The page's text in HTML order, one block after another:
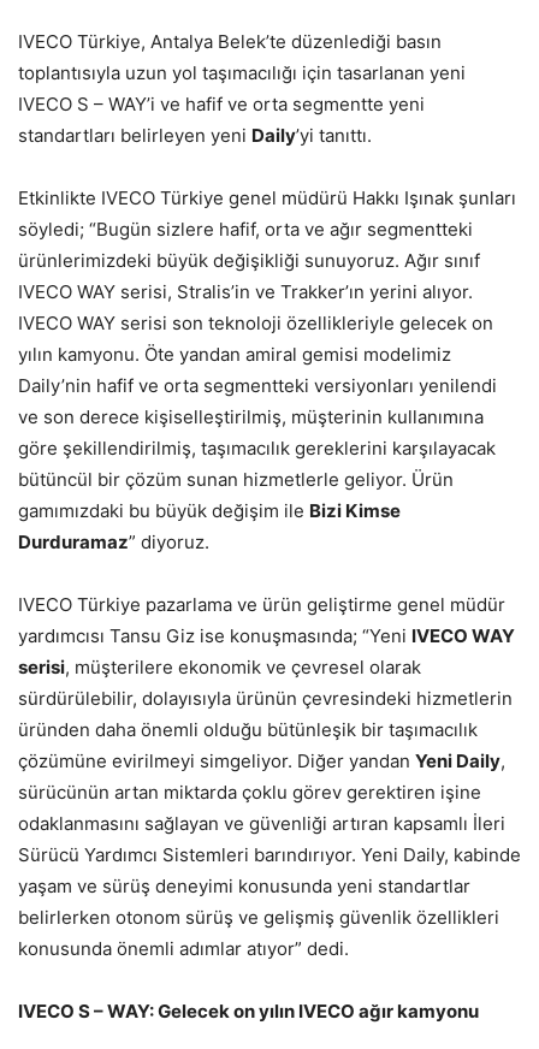
IVECO Türkiye, Antalya Belek’te düzenlediği basın
toplantısıyla uzun yol taşımacılığı için tasarlanan yeni
IVECO S – WAY’i ve hafif ve orta segmentte yeni
standartları belirleyen yeni Daily’yi tanıttı.
Etkinlikte IVECO Türkiye genel müdürü Hakkı Işınak şunları
söyledi; “Bugün sizlere hafif, orta ve ağır segmentteki
ürünlerimizdeki büyük değişikliği sunuyoruz. Ağır sınıf
IVECO WAY serisi, Stralis’in ve Trakker’ın yerini alıyor.
IVECO WAY serisi son teknoloji özellikleriyle gelecek on
yılın kamyonu. Öte yandan amiral gemisi modelimiz
Daily’nin hafif ve orta segmentteki versiyonları yenilendi
ve son derece kişiselleştirilmiş, müşterinin kullanımına
göre şekillendirilmiş, taşımacılık gereklerini karşılayacak
bütüncül bir çözüm sunan hizmetlerle geliyor. Ürün
gamımızdaki bu büyük değişim ile Bizi Kimse
Durduramaz” diyoruz.
IVECO Türkiye pazarlama ve ürün geliştirme genel müdür
yardımcısı Tansu Giz ise konuşmasında; “Yeni IVECO WAY
serisi, müşterilere ekonomik ve çevresel olarak
sürdürülebilir, dolayısıyla ürünün çevresindeki hizmetlerin
üründen daha önemli olduğu bütünleşik bir taşımacılık
çözümüne evirilmeyi simgeliyor. Diğer yandan Yeni Daily,
sürücünün artan miktarda çoklu görev gerektiren işine
odaklanmasını sağlayan ve güvenliği artıran kapsamlı İleri
Sürücü Yardımcı Sistemleri barındırıyor. Yeni Daily, kabinde
yaşam ve sürüş deneyimi konusunda yeni standartlar
belirlerken otonom sürüş ve gelişmiş güvenlik özellikleri
konusunda önemli adımlar atıyor” dedi.
IVECO S – WAY: Gelecek on yılın IVECO ağır kamyonu